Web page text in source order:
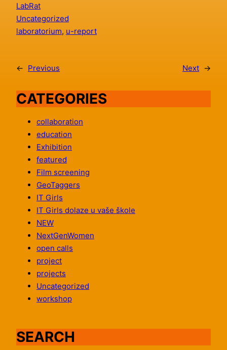
LabRat
Uncategorized
laboratorium, u-report
← Previous Next →
CATEGORIES
collaboration
education
Exhibition
featured
Film screening
GeoTaggers
IT Girls
IT Girls dolaze u vaše škole
NEW
NextGenWomen
open calls
project
projects
Uncategorized
workshop
SEARCH